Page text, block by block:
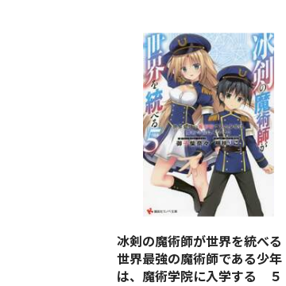
冰剣の魔術師が世界を統べる
世界最強の魔術師である少年
は、魔術学院に入学する ５